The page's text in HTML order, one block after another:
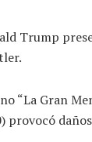
Trump
“La Gran
provocó